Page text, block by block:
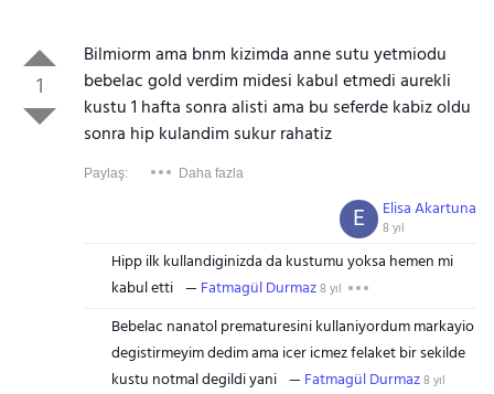
1
Bilmiorm ama bnm kizimda anne sutu yetmiodu
bebelac gold verdim midesi kabul etmedi aurekli
kustu 1 hafta sonra alisti ama bu seferde kabiz oldu
sonra hip kulandim sukur rahatiz
Paylaş: Daha fazla
Elisa Akartuna
8 yıl
E
Hipp ilk kullandiginizda da kustumu yoksa hemen mi
kabul etti
Fatmagül Durmaz8 yıl
Bebelac nanatol prematuresini kullaniyordum markayio
degistirmeyim dedim ama icer icmez felaket bir sekilde
kustu notmal degildi yani
Fatmagül Durmaz8 yıl